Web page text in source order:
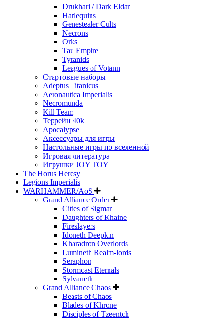
Drukhari / Dark Eldar
Harlequins
Genestealer Cults
Necrons
Orks
Tau Empire
Tyranids
Leagues of Votann
Стартовые наборы
Adeptus Titanicus
Aeronautica Imperialis
Necromunda
Kill Team
Террейн 40k
Apocalypse
Аксессуары для игры
Настольные игры по вселенной
Игровая литература
Игрушки JOY TOY
The Horus Heresy
Legions Imperialis
WARHAMMER/AoS
Grand Alliance Order
Cities of Sigmar
Daughters of Khaine
Fireslayers
Idoneth Deepkin
Kharadron Overlords
Lumineth Realm-lords
Seraphon
Stormcast Eternals
Sylvaneth
Grand Alliance Chaos
Beasts of Chaos
Blades of Khrone
Disciples of Tzeentch